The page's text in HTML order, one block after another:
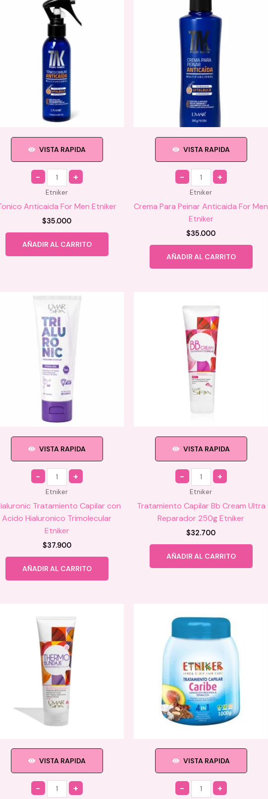
VISTA RAPIDA
Quantity
Etniker
Anticaida For Men Etniker
$35.000
AÑADIR AL CARRITO
VISTA RAPIDA
Quantity
Etniker
Crema Para Peinar Anticaida For Men
Etniker
$35.000
AÑADIR AL CARRITO
VISTA RAPIDA
Quantity
Etniker
Tratamiento Capilar con
Acido Hialuronico Trimolecular
Etniker
$37.900
AÑADIR AL CARRITO
VISTA RAPIDA
Quantity
Etniker
Tratamiento Capilar Bb Cream Ultra
Reparador 250g Etniker
$32.700
AÑADIR AL CARRITO
VISTA RAPIDA
Quantity
VISTA RAPIDA
Quantity